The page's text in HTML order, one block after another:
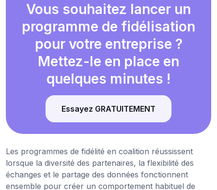
Vous souhaitez lancer un
programme de fidélisation
pour votre entreprise ?
Mettez-le en place en
quelques minutes !
Essayez GRATUITEMENT
Les programmes de fidélité en coalition réussissent
lorsque la diversité des partenaires, la flexibilité des
échanges et le partage des données fonctionnent
ensemble pour créer un comportement habituel de